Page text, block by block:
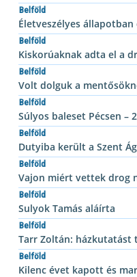
Belföld
Életveszélyes
Belföld
Kiskorúaknak adta el a
Belföld
Volt dolguk a
Belföld
Súlyos baleset Pécsen –
Belföld
Dutyiba került a Szent
Belföld
Vajon miért vettek drog
Belföld
Sulyok Tamás aláírta
Belföld
Tarr Zoltán: házkutatást
Belföld
Kilenc évet kapott és